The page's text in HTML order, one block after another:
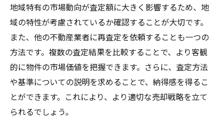
地域特有の市場動向が査定額に大きく影響するため、地
域の特性が考慮されているか確認することが大切です。
また、他の不動産業者に再査定を依頼することも一つの
方法です。複数の査定結果を比較することで、より客観
的に物件の市場価値を把握できます。さらに、査定方法
や基準についての説明を求めることで、納得感を得るこ
とができます。これにより、より適切な売却戦略を立て
られるでしょう。